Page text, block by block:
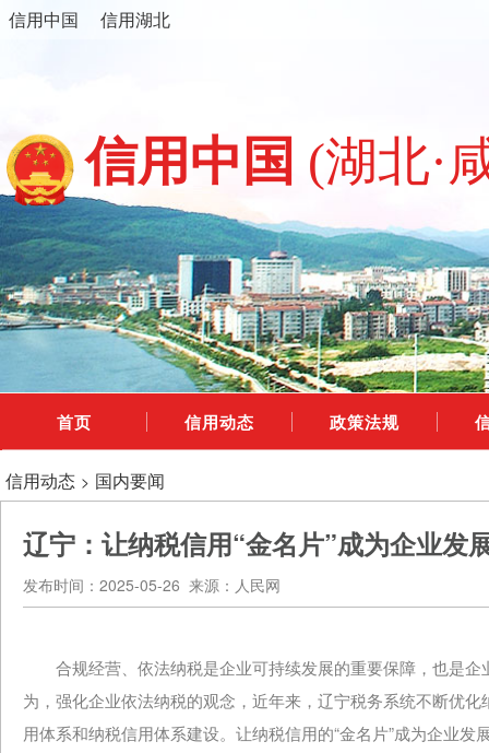
信用中国 信用湖北
信用中国 (湖北·
首页 信用动态 政策法规
信用动态 > 国内要闻
辽宁：让纳税信用“金名片”成为企业发
发布时间：2025-05-26 来源：人民网
合规经营、依法纳税是企业可持续发展的重要保障，也是企
为，强化企业依法纳税的观念，近年来，辽宁税务系统不断优
用体系和纳税信用体系建设。让纳税信用的“金名片”成为企业发